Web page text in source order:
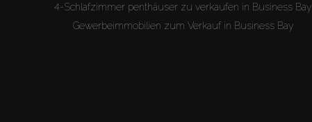
4-Schlafzimmer penthäuser zu verkaufen in Business Bay
Gewerbeimmobilien zum Verkauf in Business Bay